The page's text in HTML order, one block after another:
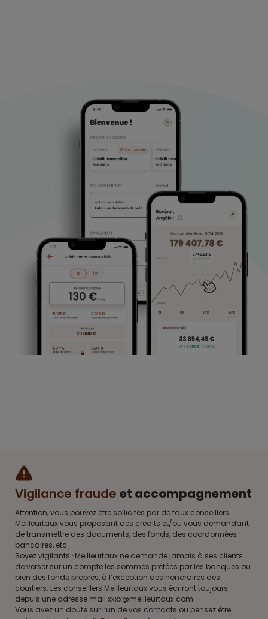
Vigilance fraude et accompagnement
Attention, vous pouvez être sollicités par de faux conseillers
Meilleurtaux vous proposant des crédits et/ou vous demandant
de transmettre des documents, des fonds, des coordonnées
bancaires, etc.
Soyez vigilants · Meilleurtaux ne demande jamais à ses clients
de verser sur un compte les sommes prêtées par les banques ou
bien des fonds propres, à l’exception des honoraires des
courtiers. Les conseillers Meilleurtaux vous écriront toujours
depuis une adresse mail xxxx@meilleurtaux.com
Vous avez un doute sur l’un de vos contacts ou pensez être